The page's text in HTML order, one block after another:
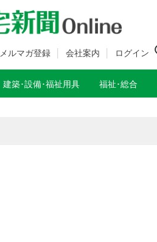
メルマガ登録 会社案内 ログイン
建築･設備･福祉用具 福祉･総合